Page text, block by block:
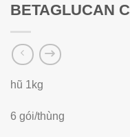
BETAGLUCAN C
hũ 1kg
6 gói/thùng